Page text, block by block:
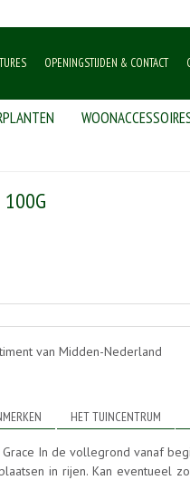
OPENINGSTIJDEN & CONTACT
100G
van Midden-Nederland
HET TUINCENTRUM
In de vollegrond vanaf
in rijen. Kan eventueel